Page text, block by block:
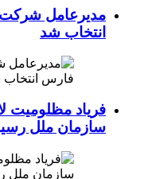
مدیرعامل شرکت
انتخاب شد
فریاد مظلومیت
سازمان ملل